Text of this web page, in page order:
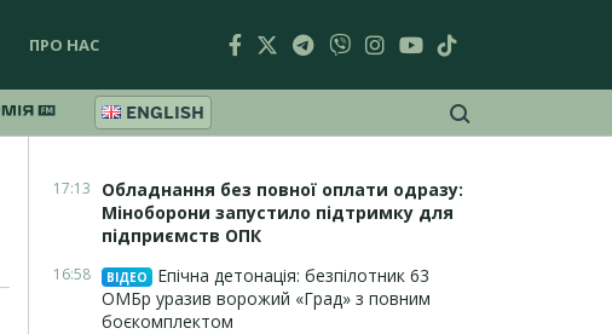
ПРО НАС
ENGLISH
17:13
Обладнання без повної оплати одразу:
Міноборони запустило підтримку для
підприємств ОПК
16:58 ВІДЕО
Епічна детонація: безпілотник 63
ОМБр уразив ворожий «Град» з повним
боєкомплектом